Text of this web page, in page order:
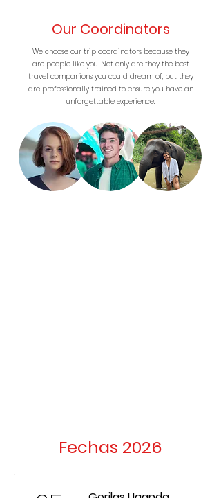
Our Coordinators
We choose our trip coordinators because they
are people like you. Not only are they the best
travel companions you could dream of, but they
are professionally trained to ensure you have an
unforgettable experience.
Fechas 2026